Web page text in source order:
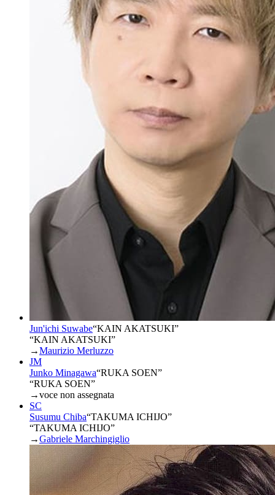
Jun'ichi Suwabe“KAIN AKATSUKI”
“KAIN AKATSUKI”
→Maurizio Merluzzo
JM
Junko Minagawa“RUKA SOEN”
“RUKA SOEN”
→voce non assegnata
SC
Susumu Chiba“TAKUMA ICHIJO”
“TAKUMA ICHIJO”
→Gabriele Marchingiglio